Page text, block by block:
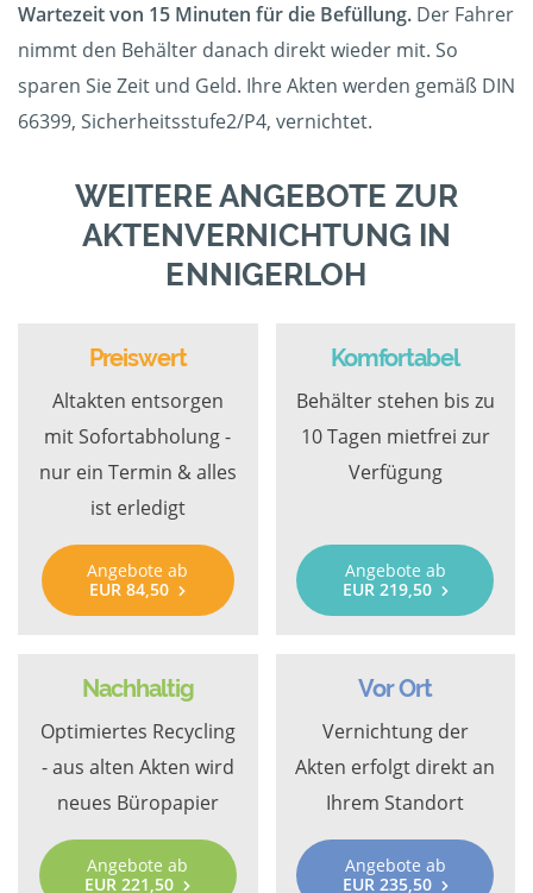
Wartezeit von 15 Minuten für die Befüllung. Der Fahrer
nimmt den Behälter danach direkt wieder mit. So
sparen Sie Zeit und Geld. Ihre Akten werden gemäß DIN
66399, Sicherheitsstufe2/P4, vernichtet.
WEITERE ANGEBOTE ZUR
AKTENVERNICHTUNG IN
ENNIGERLOH
Preiswert
Altakten entsorgen
mit Sofortabholung -
nur ein Termin & alles
ist erledigt
Angebote ab
EUR 84,50
Komfortabel
Behälter stehen bis zu
10 Tagen mietfrei zur
Verfügung
Angebote ab
EUR 219,50
Nachhaltig
Optimiertes Recycling
- aus alten Akten wird
neues Büropapier
Angebote ab
EUR 221,50
Vor Ort
Vernichtung der
Akten erfolgt direkt an
Ihrem Standort
Angebote ab
EUR 235,50